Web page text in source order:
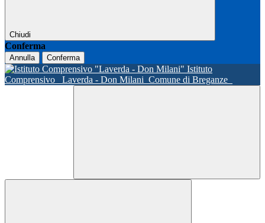
Chiudi
Conferma
Annulla Conferma
Istituto
Comprensivo
Laverda - Don Milani Comune di Breganze